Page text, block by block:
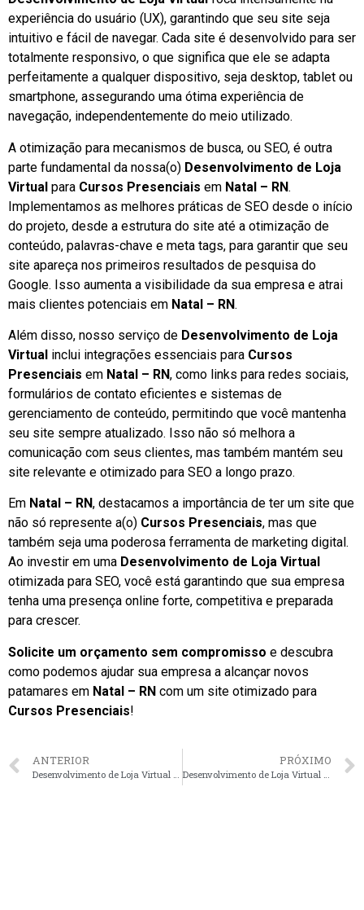
experiência do usuário (UX), garantindo que seu site seja
intuitivo e fácil de navegar. Cada site é desenvolvido para ser
totalmente responsivo, o que significa que ele se adapta
perfeitamente a qualquer dispositivo, seja desktop, tablet ou
smartphone, assegurando uma ótima experiência de
navegação, independentemente do meio utilizado.
A otimização para mecanismos de busca, ou SEO, é outra
parte fundamental da nossa(o) Desenvolvimento de Loja
Virtual para Cursos Presenciais em Natal – RN.
Implementamos as melhores práticas de SEO desde o início
do projeto, desde a estrutura do site até a otimização de
conteúdo, palavras-chave e meta tags, para garantir que seu
site apareça nos primeiros resultados de pesquisa do
Google. Isso aumenta a visibilidade da sua empresa e atrai
mais clientes potenciais em Natal – RN.
Além disso, nosso serviço de Desenvolvimento de Loja
Virtual inclui integrações essenciais para Cursos
Presenciais em Natal – RN, como links para redes sociais,
formulários de contato eficientes e sistemas de
gerenciamento de conteúdo, permitindo que você mantenha
seu site sempre atualizado. Isso não só melhora a
comunicação com seus clientes, mas também mantém seu
site relevante e otimizado para SEO a longo prazo.
Em Natal – RN, destacamos a importância de ter um site que
não só represente a(o) Cursos Presenciais, mas que
também seja uma poderosa ferramenta de marketing digital.
Ao investir em uma Desenvolvimento de Loja Virtual
otimizada para SEO, você está garantindo que sua empresa
tenha uma presença online forte, competitiva e preparada
para crescer.
Solicite um orçamento sem compromisso e descubra
como podemos ajudar sua empresa a alcançar novos
patamares em Natal – RN com um site otimizado para
Cursos Presenciais!
ANTERIOR
Desenvolvimento de Loja Virtual para Cursos Presenciais em Cuiabá – MT faça seu orçamento
PRÓXIMO
Desenvolvimento de Loja Virtual para Cursos Presenciais em João Pessoa – PB faça seu orçamento